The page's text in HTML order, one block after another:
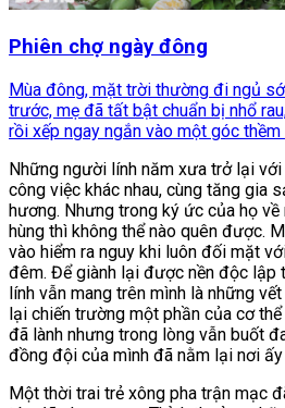
Phiên chợ ngày đông
Mùa đông, mặt trời thường đi ngủ
trước, mẹ đã tất bật chuẩn bị nhổ
rồi xếp ngay ngắn vào một góc thềm
Những người lính năm xưa trở lại
công việc khác nhau, cùng tăng gia
hương. Nhưng trong ký ức của họ
hùng thì không thể nào quên được.
vào hiểm ra nguy khi luôn đối mặt
đêm. Để giành lại được nền độc lập
lính vẫn mang trên mình là những
lại chiến trường một phần của cơ
đã lành nhưng trong lòng vẫn buốt
đồng đội của mình đã nằm lại nơi
Một thời trai trẻ xông pha trận mạc